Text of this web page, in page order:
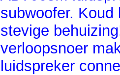
subwoofer.
stevige
verloopsnoer
luidspreker